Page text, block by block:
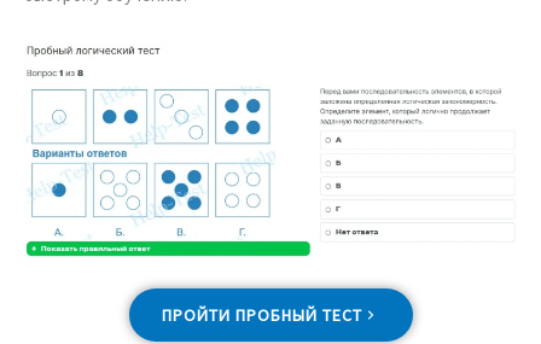
ПРОЙТИ ПРОБНЫЙ ТЕСТ